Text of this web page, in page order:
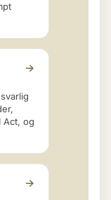
→
Act, og
→